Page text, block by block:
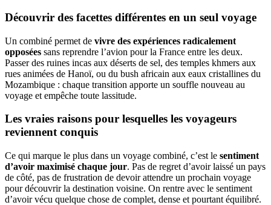
Découvrir des facettes différentes en un seul voyage
Un combiné permet de vivre des expériences radicalement
opposées sans reprendre l’avion pour la France entre les deux.
Passer des ruines incas aux déserts de sel, des temples khmers aux
rues animées de Hanoï, ou du bush africain aux eaux cristallines du
Mozambique : chaque transition apporte un souffle nouveau au
voyage et empêche toute lassitude.
Les vraies raisons pour lesquelles les voyageurs
reviennent conquis
Ce qui marque le plus dans un voyage combiné, c’est le sentiment
d’avoir maximisé chaque jour. Pas de regret d’avoir laissé un pays
de côté, pas de frustration de devoir attendre un prochain voyage
pour découvrir la destination voisine. On rentre avec le sentiment
d’avoir vécu quelque chose de complet, dense et pourtant équilibré.